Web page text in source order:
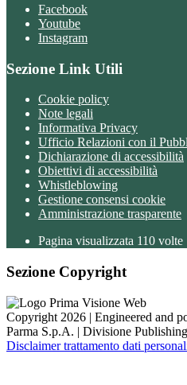
Facebook
Youtube
Instagram
Sezione Link Utili
Cookie policy
Note legali
Informativa Privacy
Ufficio Relazioni con il
Dichiarazione di accessibilità
Obiettivi di accessibilità
Whistleblowing
Gestione consensi cookie
Amministrazione trasparente
Pagina visualizzata 110 volte
Sezione Copyright
Copyright 2026 | Engineered and
Parma S.p.A. | Divisione
Disclaimer trattamento dati